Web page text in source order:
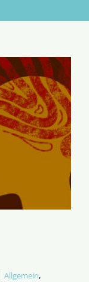
Allgemein,